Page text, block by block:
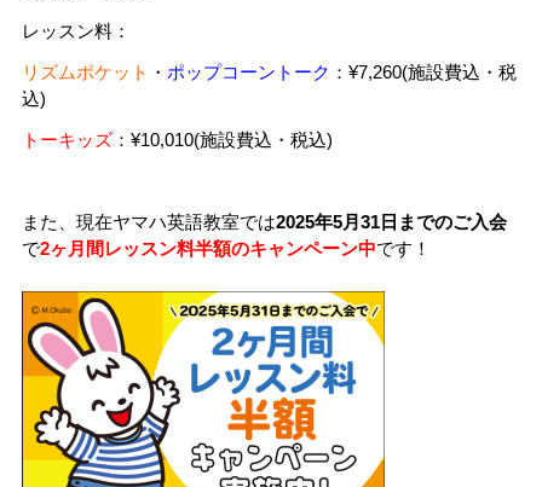
レッスン料：
リズムポケット ・ ポップコーントーク ：¥7,260(施設費込・税
込)
トーキッズ：¥10,010(施設費込・税込)
また、現在ヤマハ英語教室では2025年5月31日までのご入会
で2ヶ月間レッスン料半額のキャンペーン中です！